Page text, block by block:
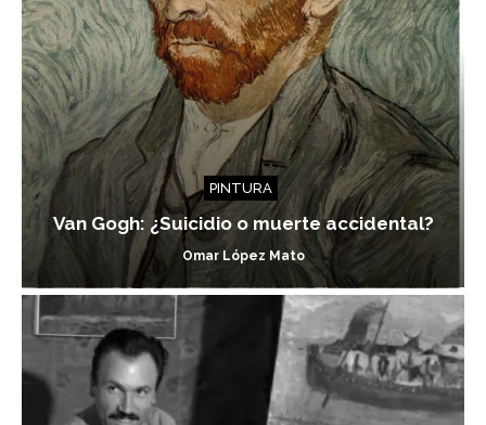
PINTURA
Van Gogh: ¿Suicidio o muerte accidental?
Omar López Mato